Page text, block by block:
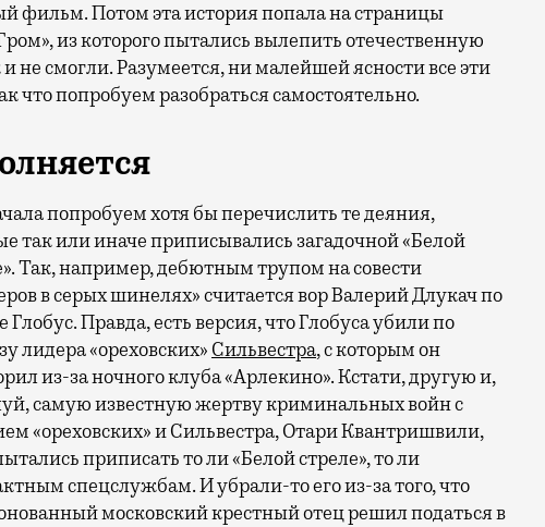
фильм. Потом эта история попала на страницы
из которого пытались вылепить отечественную
и не смогли. Разумеется, ни малейшей ясности все эти
что попробуем разобраться самостоятельно.
попробуем хотя бы перечислить те деяния,
так или иначе приписывались загадочной «Белой
Так, например, дебютным трупом на совести
в серых шинелях» считается вор Валерий Длукач по
Глобус. Правда, есть версия, что Глобуса убили по
лидера «ореховских» Сильвестра, с которым он
из-за ночного клуба «Арлекино». Кстати, другую и,
самую известную жертву криминальных войн с
«ореховских» и Сильвестра, Отари Квантришвили,
приписать то ли «Белой стреле», то ли
спецслужбам. И убрали-то его из-за того, что
московский крестный отец решил податься в